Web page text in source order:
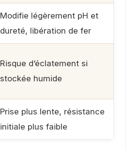
Modifie légèrement pH et
dureté, libération de fer
Risque d’éclatement si
stockée humide
Prise plus lente, résistance
initiale plus faible